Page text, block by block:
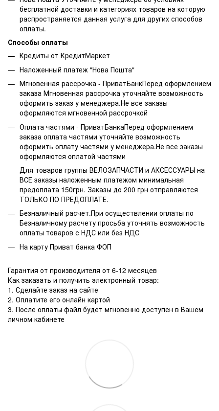
бесплатной доставки и категориях товаров на которую
распространяется данная услуга для других способов
оплаты.
Способы оплаты
Кредиты от КредитМаркет
Наложенный платеж "Нова Пошта"
Мгновенная рассрочка - ПриватБанкПеред оформлением
заказа Мгновенная рассрочка уточняйте возможность
оформить заказ у менеджера.Не все заказы
оформляются мгновенной рассрочкой
Оплата частями - ПриватБанкаПеред оформлением
заказа оплата частями уточняйте возможность
оформить оплату частями у менеджера.Не все заказы
оформляются оплатой частями
Для товаров группы ВЕЛОЗАПЧАСТИ и АКСЕССУАРЫ на
ВСЕ заказы наложенным платежом минимальная
предоплата 150грн. Заказы до 200 грн отправляются
ТОЛЬКО ПО ПРЕДОПЛАТЕ.
Безналичный расчет.При осуществлении оплаты по
Безналичному расчету просьба уточнять возможность
оплаты товаров с НДС или без НДС
На карту Приват банка ФОП
Гарантия от производителя от 6-12 месяцев
Как заказать и получить электронный товар:
1. Сделайте заказ на сайте
2. Оплатите его онлайн картой
3. После оплаты файл будет мгновенно доступен в Вашем
личном кабинете